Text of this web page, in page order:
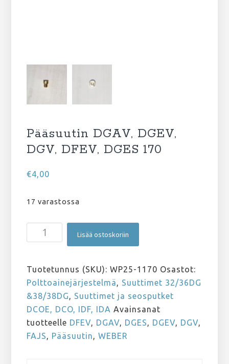
Pääsuutin DGAV, DGEV,
DGV, DFEV, DGES 170
€4,00
17 varastossa
Pääsuutin
DGAV,
DGV,
DFEV,
DGES
170
määrä
Lisää ostoskoriin
Tuotetunnus (SKU):WP25-1170 Osastot:
Polttoainejärjestelmä, Suuttimet 32/36DG
&38/38DG, Suuttimet ja seosputket
DCOE, DCO, IDF, IDA Avainsanat
tuotteelle DFEV, DGAV, DGES, DGEV, DGV,
FAJS, Pääsuutin,WEBER